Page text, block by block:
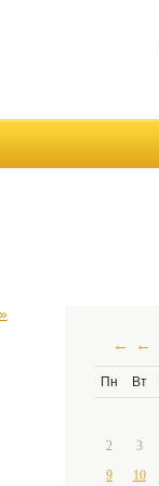
← ←
Пн Вт
2
3
9
10